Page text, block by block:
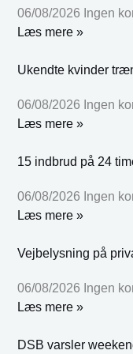
06/08/2026 Ingen
Læs mere »
Ukendte kvinder
06/08/2026 Ingen
Læs mere »
15 indbrud på 24
06/08/2026 Ingen
Læs mere »
Vejbelysning på
06/08/2026 Ingen
Læs mere »
DSB varsler